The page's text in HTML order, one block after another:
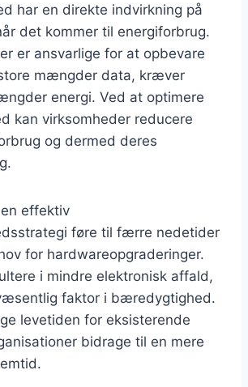
har en direkte indvirkning på
det kommer til energiforbrug.
er ansvarlige for at opbevare
mængder data, kræver
energi. Ved at optimere
kan virksomheder reducere
og dermed deres
effektiv
føre til færre nedetider
for hardwareopgraderinger.
i mindre elektronisk affald,
faktor i bæredygtighed.
levetiden for eksisterende
bidrage til en mere